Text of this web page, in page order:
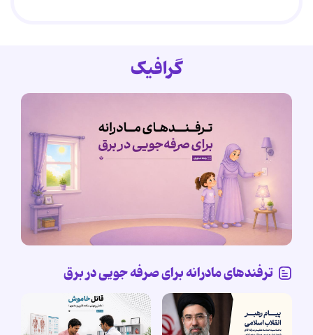
گرافیک
ترفندهای مادرانه برای صرفه جویی در برق